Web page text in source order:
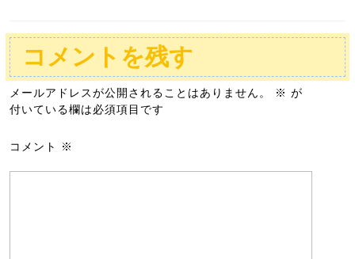
コメントを残す
メールアドレスが公開されることはありません。 ※ が
付いている欄は必須項目です
コメント ※